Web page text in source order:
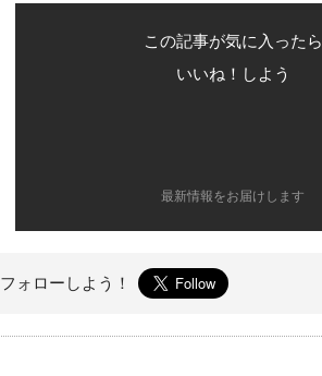
この記事が気に入ったら
いいね！しよう
最新情報をお届けします
フォローしよう！